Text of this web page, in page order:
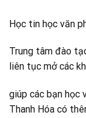
Học tin học văn
Trung tâm đào
liên tục mở các
giúp các bạn học
Thanh Hóa có